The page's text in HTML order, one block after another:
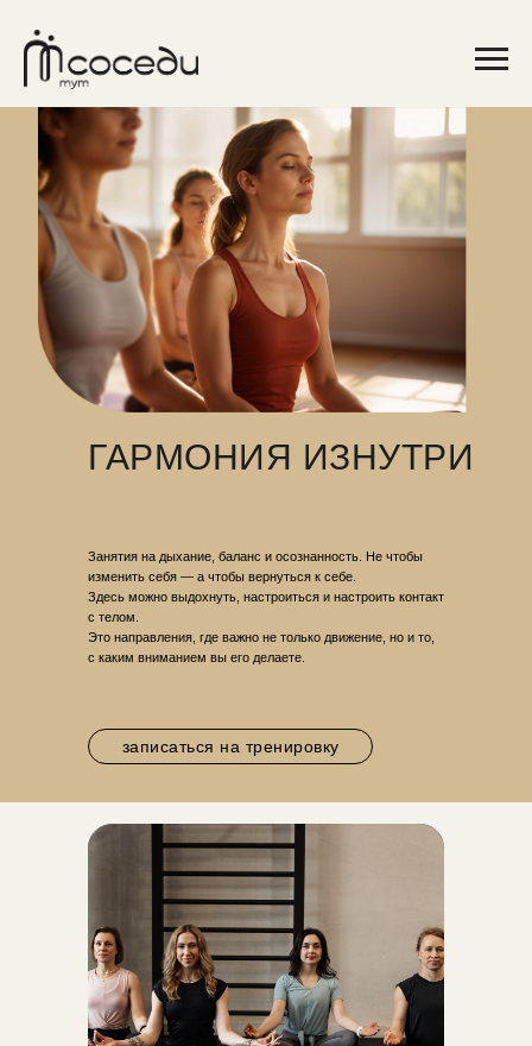
Занятия на дыхание, баланс и осознанность. Не чтобы
изменить себя — а чтобы вернуться к себе.
Здесь можно выдохнуть, настроиться и настроить контакт
с телом.
Это направления, где важно не только движение, но и то,
с каким вниманием вы его делаете.
ГАРМОНИЯ ИЗНУТРИ
записаться на тренировку